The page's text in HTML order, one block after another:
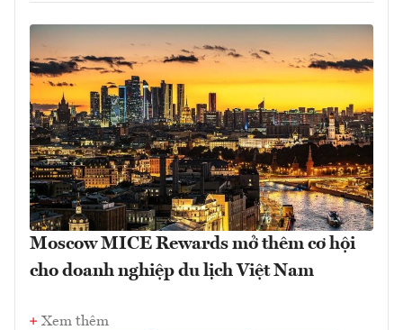
Moscow MICE Rewards mở thêm cơ hội
cho doanh nghiệp du lịch Việt Nam
Xem thêm